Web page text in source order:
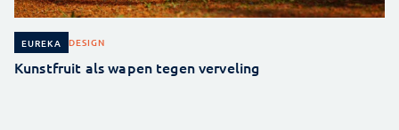
EUREKA DESIGN
Kunstfruit als wapen tegen verveling